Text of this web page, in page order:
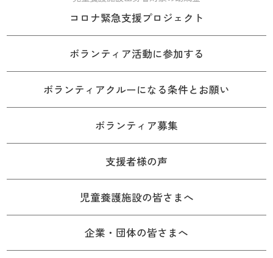
コロナ緊急支援プロジェクト
ボランティア活動に参加する
ボランティアクルーになる条件とお願い
ボランティア募集
支援者様の声
児童養護施設の皆さまへ
企業・団体の皆さまへ